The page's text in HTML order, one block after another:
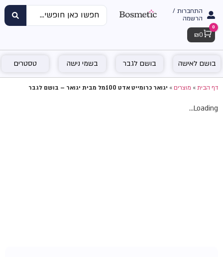
התחברות /
הרשמה
Cart
0
₪ 0
בושם לאישה בושם לגבר בשמי נישה טסטרים
דף הבית»מוצרים»יגואר כרומייט אדט 100מל מבית יגואר – בושם לגבר
Loading...